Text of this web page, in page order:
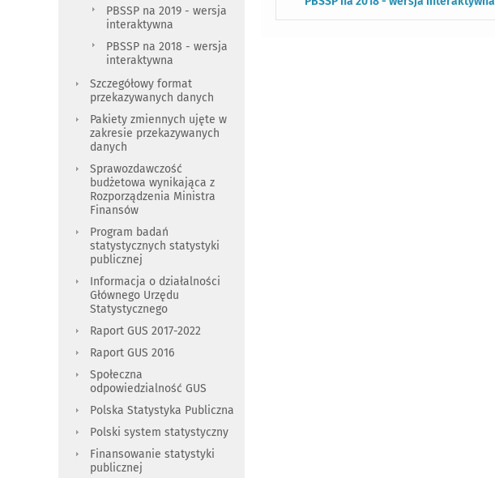
PBSSP na 2019 - wersja
interaktywna
PBSSP na 2018 - wersja
interaktywna
Szczegółowy format
przekazywanych danych
Pakiety zmiennych ujęte w
zakresie przekazywanych
danych
Sprawozdawczość
budżetowa wynikająca z
Rozporządzenia Ministra
Finansów
Program badań
statystycznych statystyki
publicznej
Informacja o działalności
Głównego Urzędu
Statystycznego
Raport GUS 2017-2022
Raport GUS 2016
Społeczna
odpowiedzialność GUS
Polska Statystyka Publiczna
Polski system statystyczny
Finansowanie statystyki
publicznej